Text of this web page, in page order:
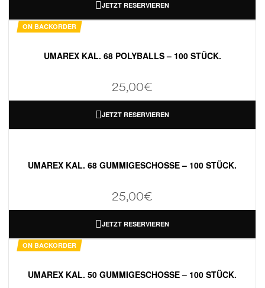
JETZT RESERVIEREN
ON BACKORDER
UMAREX KAL. 68 POLYBALLS – 100 STÜCK.
25,00€
JETZT RESERVIEREN
UMAREX KAL. 68 GUMMIGESCHOSSE – 100 STÜCK.
25,00€
JETZT RESERVIEREN
ON BACKORDER
UMAREX KAL. 50 GUMMIGESCHOSSE – 100 STÜCK.